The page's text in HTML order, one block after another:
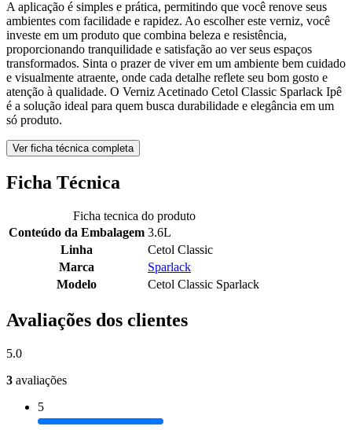
A aplicação é simples e prática, permitindo que você renove seus
ambientes com facilidade e rapidez. Ao escolher este verniz, você
investe em um produto que combina beleza e resistência,
proporcionando tranquilidade e satisfação ao ver seus espaços
transformados. Sinta o prazer de viver em um ambiente bem cuidado
e visualmente atraente, onde cada detalhe reflete seu bom gosto e
atenção à qualidade. O Verniz Acetinado Cetol Classic Sparlack Ipê
é a solução ideal para quem busca durabilidade e elegância em um
só produto.
Ver ficha técnica completa
Ficha Técnica
Ficha tecnica do produto
Conteúdo da Embalagem 3.6L
Linha
Cetol Classic
Marca
Sparlack
Modelo
Cetol Classic Sparlack
Avaliações dos clientes
5.0
3 avaliações
5